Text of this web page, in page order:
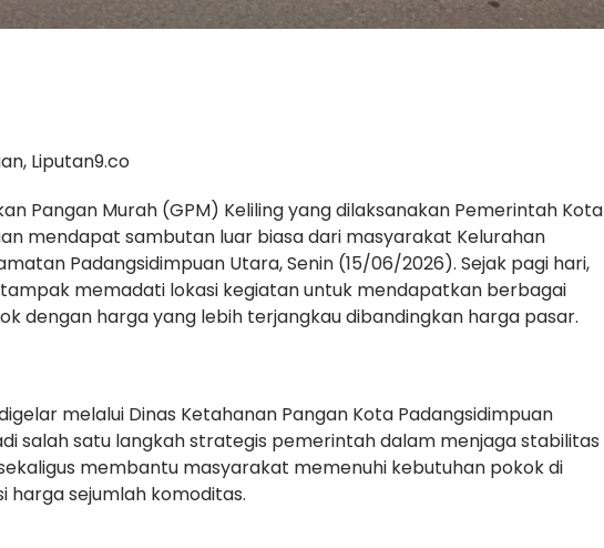
Liputan9.co
Pangan Murah (GPM) Keliling yang dilaksanakan Pemerintah Kota
mendapat sambutan luar biasa dari masyarakat Kelurahan
Padangsidimpuan Utara, Senin (15/06/2026). Sejak pagi hari,
memadati lokasi kegiatan untuk mendapatkan berbagai
dengan harga yang lebih terjangkau dibandingkan harga pasar.
melalui Dinas Ketahanan Pangan Kota Padangsidimpuan
salah satu langkah strategis pemerintah dalam menjaga stabilitas
membantu masyarakat memenuhi kebutuhan pokok di
harga sejumlah komoditas.